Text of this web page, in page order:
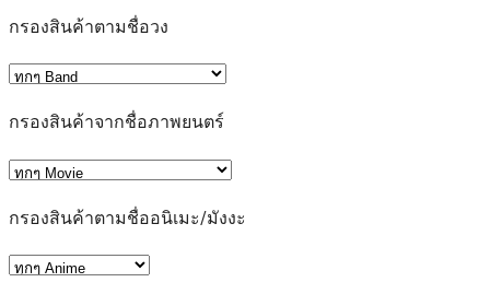
กรองสินค้าตามชื่อวง
กรองสินค้าจากชื่อภาพยนตร์
กรองสินค้าตามชื่ออนิเมะ/มังงะ